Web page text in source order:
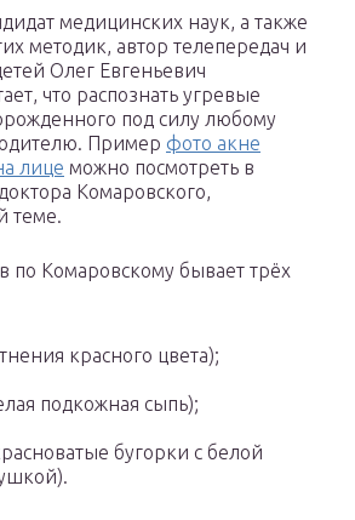
медицинских наук, а также
методик, автор телепередач и
Олег Евгеньевич
что распознать угревые
под силу любому
Пример фото акне
лице можно посмотреть в
Комаровского,
теме.
по Комаровскому бывает трёх
красного цвета);
подкожная сыпь);
бугорки с белой